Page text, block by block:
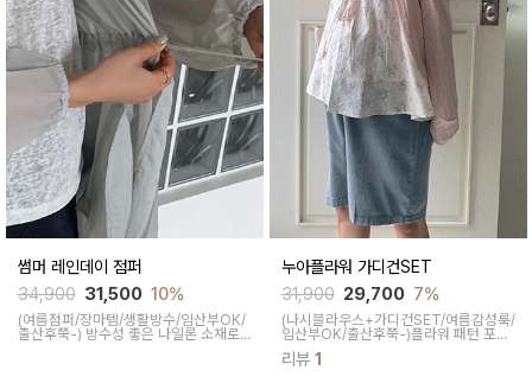
썸머 레인데이 점퍼
34,900 31,500 10%
(여름점퍼/장마템/생활방수/임산부OK/
출산후쭉-) 방수성 좋은 나일론 소재로
장마 시즌, 비 오는 날 가볍게 걸치기 좋
누아플라워 가디건SET
31,900 29,700 7%
(나시블라우스+가디건SET/여름감성룩/
임산부OK/출산후쭉-)플라워 패턴 포인
트가 여성스럽고 사랑스러우면서 나시
끈 조절이 가능해 원하는 깊이감으로 착
리뷰 1